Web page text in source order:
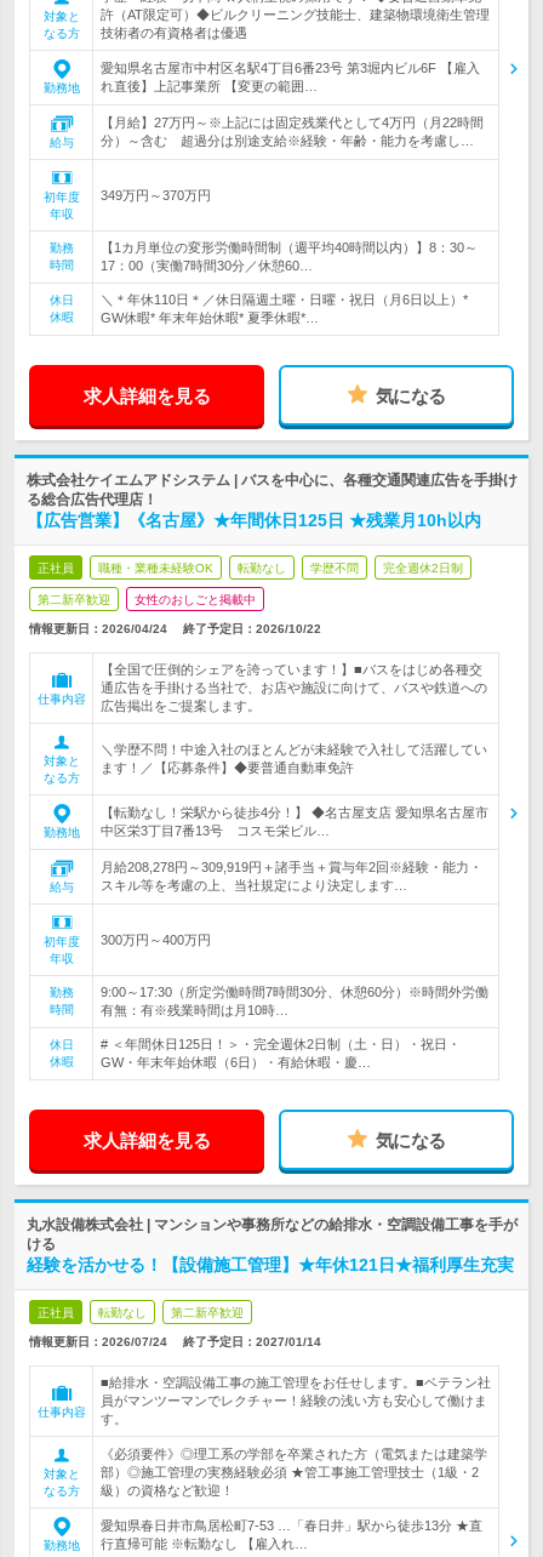
対象と
なる方
許（AT限定可）◆ビルクリーニング技能士、建築物環境衛生管理
技術者の有資格者は優遇
勤務地
愛知県名古屋市中村区名駅4丁目6番23号 第3堀内ビル6F 【雇入
れ直後】上記事業所 【変更の範囲…
給与
【月給】27万円～※上記には固定残業代として4万円（月22時間
分）～含む 超過分は別途支給※経験・年齢・能力を考慮し…
初年度
年収
349万円～370万円
勤務
時間
【1カ月単位の変形労働時間制（週平均40時間以内）】8：30～
17：00（実働7時間30分／休憩60…
休日
休暇
＼＊年休110日＊／休日隔週土曜・日曜・祝日（月6日以上）*
GW休暇* 年末年始休暇* 夏季休暇*…
求人詳細を見る 気になる
株式会社ケイエムアドシステム | バスを中心に、各種交通関連広告を手掛け
る総合広告代理店！
【広告営業】《名古屋》★年間休日125日 ★残業月10h以内
正社員 職種・業種未経験OK 転勤なし 学歴不問 完全週休2日制
第二新卒歓迎 女性のおしごと掲載中
情報更新日：2026/04/24 終了予定日： 2026/10/22
仕事内容
【全国で圧倒的シェアを誇っています！】■バスをはじめ各種交
通広告を手掛ける当社で、お店や施設に向けて、バスや鉄道への
広告掲出をご提案します。
対象と
なる方
＼学歴不問！中途入社のほとんどが未経験で入社して活躍してい
ます！／【応募条件】◆要普通自動車免許
勤務地
【転勤なし！栄駅から徒歩4分！】 ◆名古屋支店 愛知県名古屋市
中区栄3丁目7番13号 コスモ栄ビル…
給与
月給208,278円～309,919円＋諸手当＋賞与年2回※経験・能力・
スキル等を考慮の上、当社規定により決定します…
初年度
年収
300万円～400万円
勤務
時間
9:00～17:30（所定労働時間7時間30分、休憩60分）※時間外労働
有無：有※残業時間は月10時…
休日
休暇
# ＜年間休日125日！＞・完全週休2日制（土・日）・祝日・
GW・年末年始休暇（6日）・有給休暇・慶…
求人詳細を見る 気になる
丸水設備株式会社 | マンションや事務所などの給排水・空調設備工事を手が
ける
経験を活かせる！【設備施工管理】★年休121日★福利厚生充実
正社員 転勤なし 第二新卒歓迎
情報更新日：2026/07/24 終了予定日： 2027/01/14
仕事内容
■給排水・空調設備工事の施工管理をお任せします。■ベテラン社
員がマンツーマンでレクチャー！経験の浅い方も安心して働けま
す。
対象と
なる方
《必須要件》◎理工系の学部を卒業された方（電気または建築学
部）◎施工管理の実務経験必須 ★管工事施工管理技士（1級・2
級）の資格など歓迎！
勤務地
愛知県春日井市鳥居松町7-53 …「春日井」駅から徒歩13分 ★直
行直帰可能 ※転勤なし 【雇入れ…